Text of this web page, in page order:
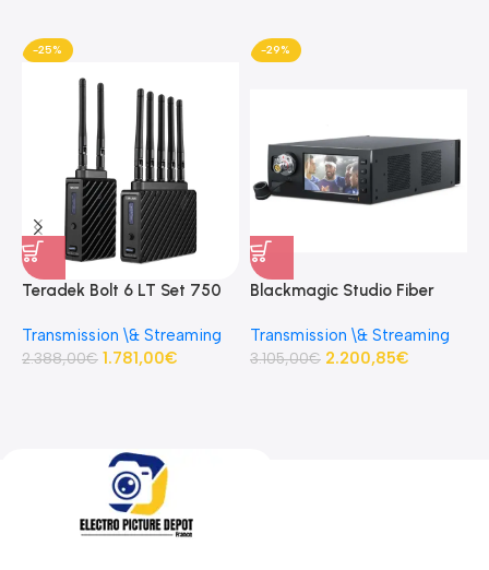
-25%
Teradek Bolt 6 LT Set 750
Transmitter/Receiver Kit
Transmission \& Streaming
2.388,00€ 1.781,00€
-29%
Blackmagic Studio Fiber
optique
Transmission \& Streaming
3.105,00€ 2.200,85€